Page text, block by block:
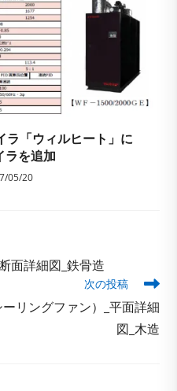
「ウィルヒート」に
ラを追加
05/20
面詳細図_鉄骨造
次の投稿
リングファン）_平面詳細
図_木造